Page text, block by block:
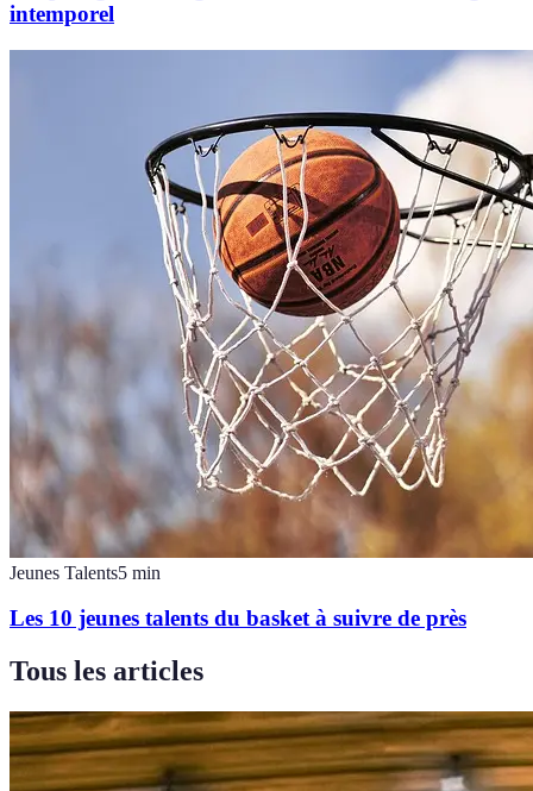
intemporel
Jeunes Talents5 min
Les 10 jeunes talents du basket à suivre de près
Tous les articles